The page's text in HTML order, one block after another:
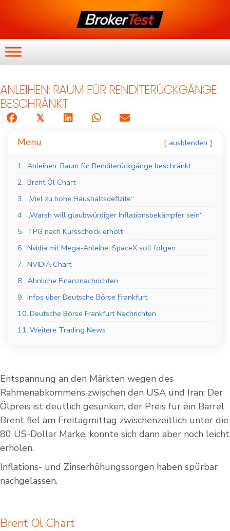
ANLEIHEN: RAUM FÜR RENDITERÜCKGÄNGE
BESCHRÄNKT
𝕏
Menu ausblenden
1. Anleihen: Raum für Renditerückgänge beschränkt
2. Brent Öl Chart
3. „Viel zu hohe Haushaltsdefizite“
4. „Warsh will glaubwürdiger Inflationsbekämpfer sein“
5. TPG nach Kursschock erholt
6. Nvidia mit Mega-Anleihe, SpaceX soll folgen
7. NVIDIA Chart
8. Ähnliche Finanznachrichten
9. Infos über Deutsche Börse Frankfurt
10. Deutsche Börse Frankfurt Nachrichten
11. Weitere Trading News
Entspannung an den Märkten wegen des
Rahmenabkommens zwischen den USA und Iran: Der
Ölpreis ist deutlich gesunken, der Preis für ein Barrel
Brent fiel am Freitagmittag zwischenzeitlich unter die
80 US-Dollar Marke, konnte sich dann aber noch leicht
erholen.
Inflations- und Zinserhöhungssorgen haben spürbar
nachgelassen.
Brent Öl Chart